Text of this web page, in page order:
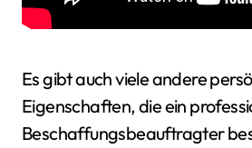
Es gibt auch viele andere
Eigenschaften, die ein
Beschaffungsbeauftragter